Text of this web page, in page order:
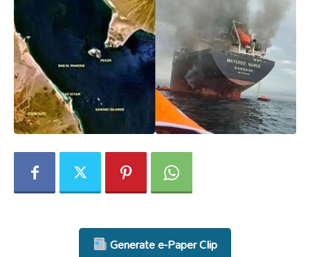
Generate e-Paper Clip